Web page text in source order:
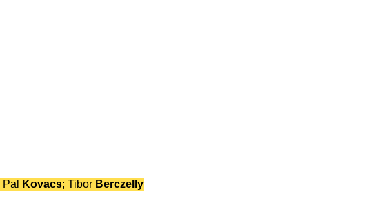
Pal Kovacs; Tibor Berczelly